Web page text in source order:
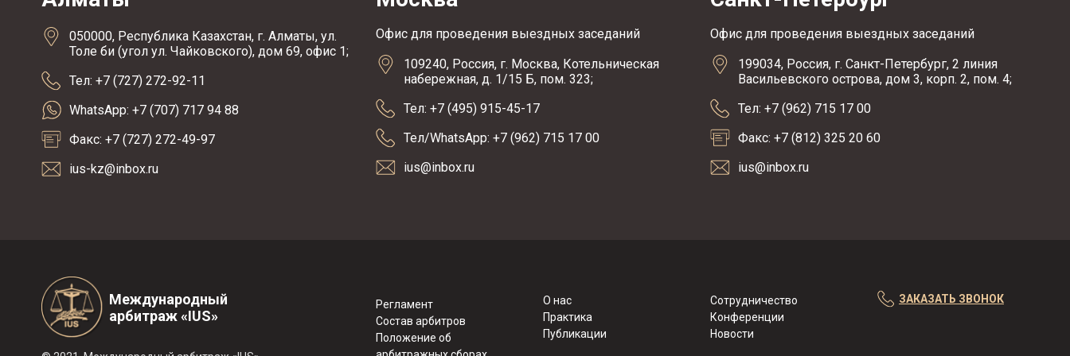
050000, Республика Казахстан, г. Алматы, ул.
Толе би (угол ул. Чайковского), дом 69, офис 1;
Тел: +7 (727) 272-92-11
WhatsApp: +7 (707) 717 94 88
Факс: +7 (727) 272-49-97
ius-kz@inbox.ru
Офис для проведения выездных заседаний
109240, Россия, г. Москва, Котельническая
набережная, д. 1/15 Б, пом. 323;
Тел: +7 (495) 915-45-17
Тел/WhatsApp: +7 (962) 715 17 00
ius@inbox.ru
Офис для проведения выездных заседаний
199034, Россия, г. Санкт-Петербург, 2 линия
Васильевского острова, дом 3, корп. 2, пом. 4;
Тел: +7 (962) 715 17 00
Факс: +7 (812) 325 20 60
ius@inbox.ru
Международный
арбитраж «IUS»
Регламент
Состав арбитров
Положение об
О нас
Практика
Публикации
Сотрудничество
Конференции
Новости
ЗАКАЗАТЬ ЗВОНОК